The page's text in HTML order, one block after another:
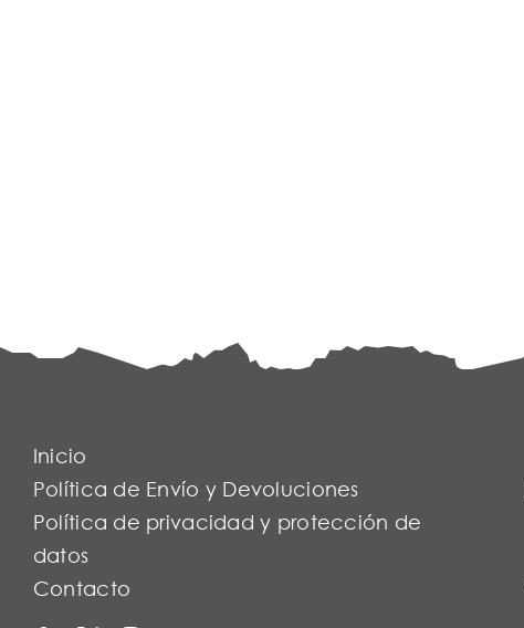
Inicio
Política de Envío y Devoluciones
Política de privacidad y protección de
datos
Contacto